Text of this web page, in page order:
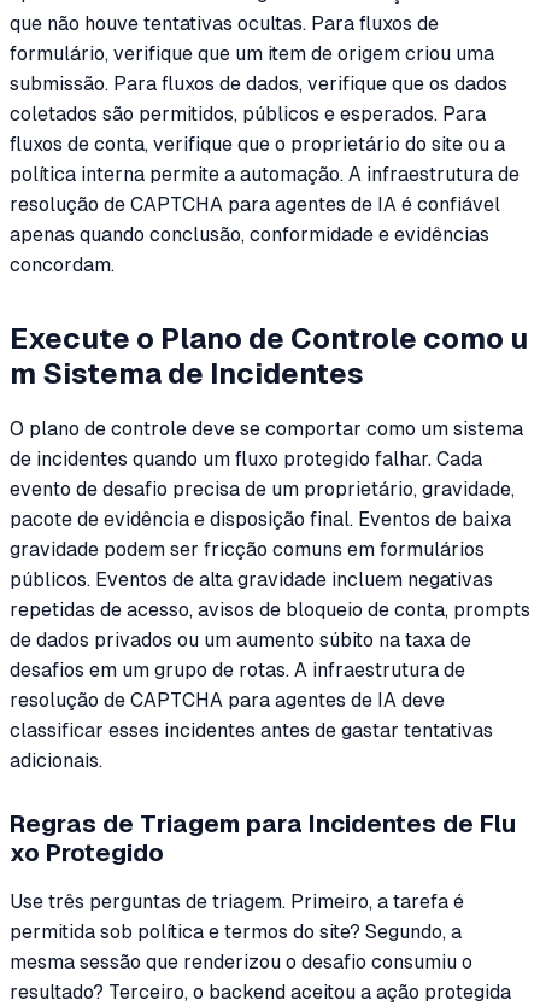
que não houve tentativas ocultas. Para fluxos de
formulário, verifique que um item de origem criou uma
submissão. Para fluxos de dados, verifique que os dados
coletados são permitidos, públicos e esperados. Para
fluxos de conta, verifique que o proprietário do site ou a
política interna permite a automação. A infraestrutura de
resolução de CAPTCHA para agentes de IA é confiável
apenas quando conclusão, conformidade e evidências
concordam.
Execute o Plano de Controle como u
m Sistema de Incidentes
O plano de controle deve se comportar como um sistema
de incidentes quando um fluxo protegido falhar. Cada
evento de desafio precisa de um proprietário, gravidade,
pacote de evidência e disposição final. Eventos de baixa
gravidade podem ser fricção comuns em formulários
públicos. Eventos de alta gravidade incluem negativas
repetidas de acesso, avisos de bloqueio de conta, prompts
de dados privados ou um aumento súbito na taxa de
desafios em um grupo de rotas. A infraestrutura de
resolução de CAPTCHA para agentes de IA deve
classificar esses incidentes antes de gastar tentativas
adicionais.
Regras de Triagem para Incidentes de Flu
xo Protegido
Use três perguntas de triagem. Primeiro, a tarefa é
permitida sob política e termos do site? Segundo, a
mesma sessão que renderizou o desafio consumiu o
resultado? Terceiro, o backend aceitou a ação protegida